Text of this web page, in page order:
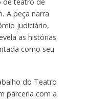
. A peça narra
judiciário,
as histórias
como seu
do Teatro
parceria com a